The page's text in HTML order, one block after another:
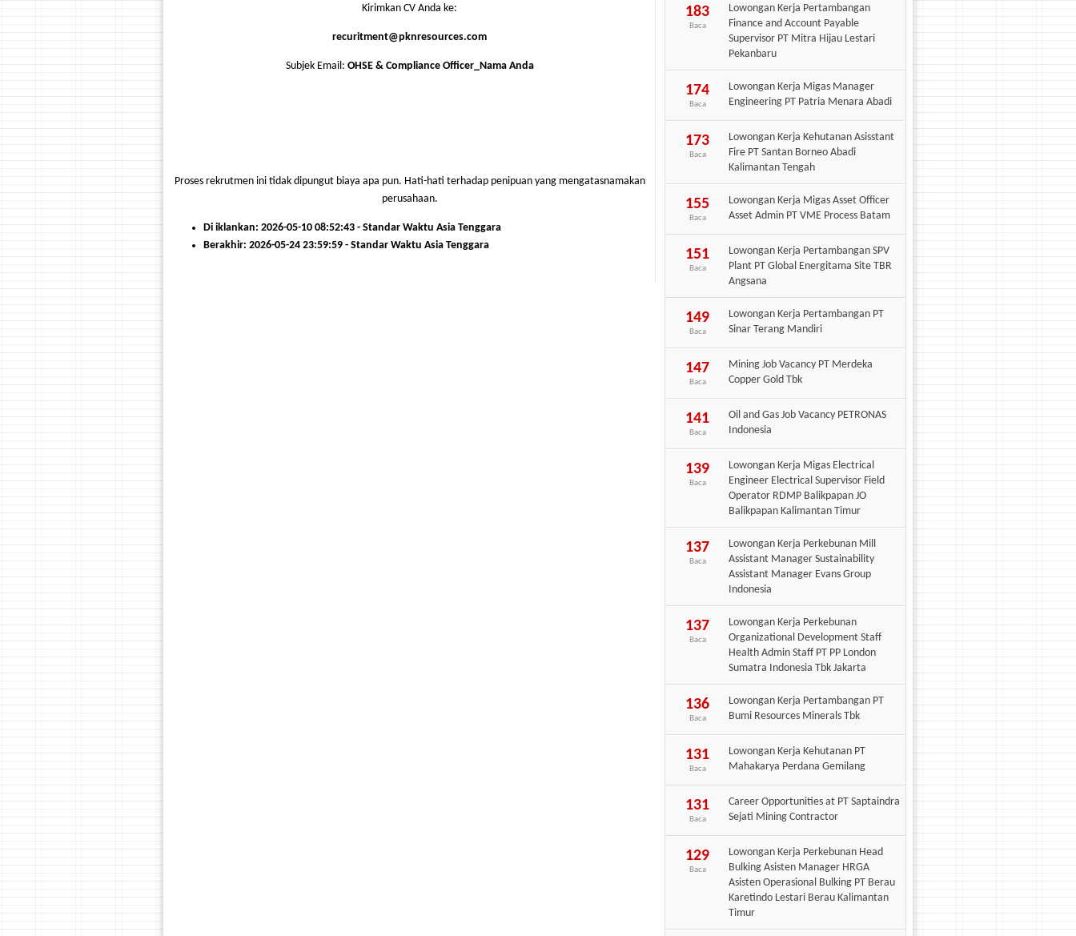
Kirimkan CV Anda ke:
recuritment@pknresources.com
Subjek Email: OHSE & Compliance Officer_Nama Anda
Proses rekrutmen ini tidak dipungut biaya apa pun. Hati-hati terhadap penipuan yang mengatasnamakan
perusahaan.
Di iklankan: 2026-05-10 08:52:43 - Standar Waktu Asia Tenggara
Berakhir: 2026-05-24 23:59:59 - Standar Waktu Asia Tenggara
183
Baca
Lowongan Kerja Pertambangan
Finance and Account Payable
Supervisor PT Mitra Hijau Lestari
Pekanbaru
174
Baca
Lowongan Kerja Migas Manager
Engineering PT Patria Menara Abadi
173
Baca
Lowongan Kerja Kehutanan Asisstant
Fire PT Santan Borneo Abadi
Kalimantan Tengah
155
Baca
Lowongan Kerja Migas Asset Officer
Asset Admin PT VME Process Batam
151
Baca
Lowongan Kerja Pertambangan SPV
Plant PT Global Energitama Site TBR
Angsana
149
Baca
Lowongan Kerja Pertambangan PT
Sinar Terang Mandiri
147
Baca
Mining Job Vacancy PT Merdeka
Copper Gold Tbk
141
Baca
Oil and Gas Job Vacancy PETRONAS
Indonesia
139
Baca
Lowongan Kerja Migas Electrical
Engineer Electrical Supervisor Field
Operator RDMP Balikpapan JO
Balikpapan Kalimantan Timur
137
Baca
Lowongan Kerja Perkebunan Mill
Assistant Manager Sustainability
Assistant Manager Evans Group
Indonesia
137
Baca
Lowongan Kerja Perkebunan
Organizational Development Staff
Health Admin Staff PT PP London
Sumatra Indonesia Tbk Jakarta
136
Baca
Lowongan Kerja Pertambangan PT
Bumi Resources Minerals Tbk
131
Baca
Lowongan Kerja Kehutanan PT
Mahakarya Perdana Gemilang
131
Baca
Career Opportunities at PT Saptaindra
Sejati Mining Contractor
129
Baca
Lowongan Kerja Perkebunan Head
Bulking Asisten Manager HRGA
Asisten Operasional Bulking PT Berau
Karetindo Lestari Berau Kalimantan
Timur